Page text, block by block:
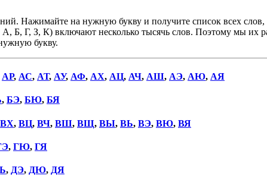
Нажимайте на нужную букву и получите список всех
Б, Г, З, К) включают несколько тысячь слов. Поэтому мы их
букву.
АР, АС, АТ, АУ, АФ, АХ, АЦ, АЧ, АШ, АЭ, АЮ, АЯ
, БЭ, БЮ, БЯ
ВХ, ВЦ, ВЧ, ВШ, ВЩ, ВЫ, ВЬ, ВЭ, ВЮ, ВЯ
, ГЮ, ГЯ
, ДЭ, ДЮ, ДЯ